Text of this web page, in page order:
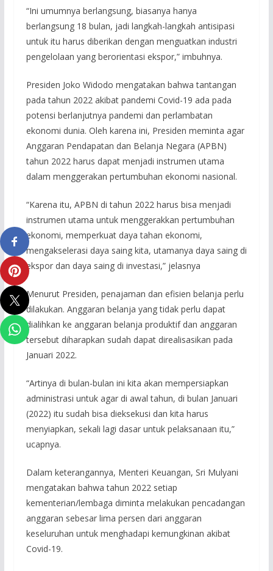
“Ini umumnya berlangsung, biasanya hanya
berlangsung 18 bulan, jadi langkah-langkah antisipasi
untuk itu harus diberikan dengan menguatkan industri
pengelolaan yang berorientasi ekspor,” imbuhnya.
Presiden Joko Widodo mengatakan bahwa tantangan
pada tahun 2022 akibat pandemi Covid-19 ada pada
potensi berlanjutnya pandemi dan perlambatan
ekonomi dunia. Oleh karena ini, Presiden meminta agar
Anggaran Pendapatan dan Belanja Negara (APBN)
tahun 2022 harus dapat menjadi instrumen utama
dalam menggerakan pertumbuhan ekonomi nasional.
“Karena itu, APBN di tahun 2022 harus bisa menjadi
instrumen utama untuk menggerakkan pertumbuhan
ekonomi, memperkuat daya tahan ekonomi,
mengakselerasi daya saing kita, utamanya daya saing di
ekspor dan daya saing di investasi,” jelasnya
Menurut Presiden, penajaman dan efisien belanja perlu
dilakukan. Anggaran belanja yang tidak perlu dapat
dialihkan ke anggaran belanja produktif dan anggaran
tersebut diharapkan sudah dapat direalisasikan pada
Januari 2022.
“Artinya di bulan-bulan ini kita akan mempersiapkan
administrasi untuk agar di awal tahun, di bulan Januari
(2022) itu sudah bisa dieksekusi dan kita harus
menyiapkan, sekali lagi dasar untuk pelaksanaan itu,”
ucapnya.
Dalam keterangannya, Menteri Keuangan, Sri Mulyani
mengatakan bahwa tahun 2022 setiap
kementerian/lembaga diminta melakukan pencadangan
anggaran sebesar lima persen dari anggaran
keseluruhan untuk menghadapi kemungkinan akibat
Covid-19.